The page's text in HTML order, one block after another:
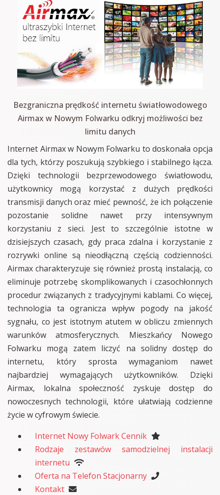
Bezgraniczna prędkość internetu światłowodowego
Airmax w Nowym Folwarku odkryj możliwości bez
limitu danych
Internet Airmax w Nowym Folwarku to doskonała opcja
dla tych, którzy poszukują szybkiego i stabilnego łącza.
Dzięki technologii bezprzewodowego światłowodu,
użytkownicy mogą korzystać z dużych prędkości
transmisji danych oraz mieć pewność, że ich połączenie
pozostanie solidne nawet przy intensywnym
korzystaniu z sieci. Jest to szczególnie istotne w
dzisiejszych czasach, gdy praca zdalna i korzystanie z
rozrywki online są nieodłączną częścią codzienności.
Airmax charakteryzuje się również prostą instalacją, co
eliminuje potrzebę skomplikowanych i czasochłonnych
procedur związanych z tradycyjnymi kablami. Co więcej,
technologia ta ogranicza wpływ pogody na jakość
sygnału, co jest istotnym atutem w obliczu zmiennych
warunków atmosferycznych. Mieszkańcy Nowego
Folwarku mogą zatem liczyć na solidny dostęp do
internetu, który sprosta wymaganiom nawet
najbardziej wymagających użytkowników. Dzięki
Airmax, lokalna społeczność zyskuje dostęp do
nowoczesnych technologii, które ułatwiają codzienne
życie w cyfrowym świecie.
Internet Nowy Folwark Cennik
Rodzaje zestawów samodzielnej instalacji
internetu
Oferta na Telefon Stacjonarny
Kontakt